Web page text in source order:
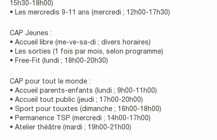
15h30-18h00)
• Les mercredis 9-11 ans (mercredi ; 12h00-17h30)
CAP Jeunes :
• Accueil libre (me-ve-sa-di ; divers horaires)
• Les sorties (1 fois par mois, selon programme)
• Free-Fit (lundi ; 18h00-20h30)
CAP pour tout le monde :
• Accueil parents-enfants (lundi ; 9h00-11h00)
• Accueil tout public (jeudi ; 17h00-20h00)
• Sport pour touxtes (dimanche ; 16h00-18h00)
• Permanence TSP (mercredi ; 14h00-17h00)
• Atelier théâtre (mardi ; 19h00-21h00)